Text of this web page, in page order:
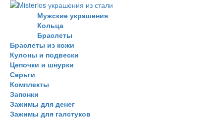
Мужские украшения
Кольца
Браслеты
Браслеты из кожи
Кулоны и подвески
Цепочки и шнурки
Серьги
Комплекты
Запонки
Зажимы для денег
Зажимы для галстуков